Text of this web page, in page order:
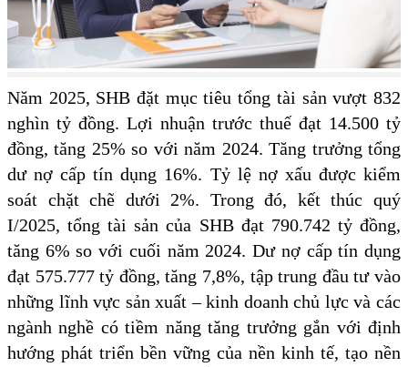
Năm 2025, SHB đặt mục tiêu tổng tài sản vượt 832
nghìn tỷ đồng. Lợi nhuận trước thuế đạt 14.500 tỷ
đồng, tăng 25% so với năm 2024. Tăng trưởng tổng
dư nợ cấp tín dụng 16%. Tỷ lệ nợ xấu được kiểm
soát chặt chẽ dưới 2%. Trong đó, kết thúc quý
I/2025, tổng tài sản của SHB đạt 790.742 tỷ đồng,
tăng 6% so với cuối năm 2024. Dư nợ cấp tín dụng
đạt 575.777 tỷ đồng, tăng 7,8%, tập trung đầu tư vào
những lĩnh vực sản xuất – kinh doanh chủ lực và các
ngành nghề có tiềm năng tăng trưởng gắn với định
hướng phát triển bền vững của nền kinh tế, tạo nền